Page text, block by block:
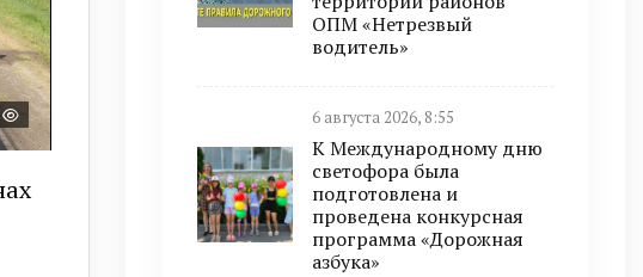
ОПМ «Нетрезвый
водитель»
6 августа 2026, 8:55
К Международному дню
светофора была
подготовлена и
проведена конкурсная
программа «Дорожная
азбука»